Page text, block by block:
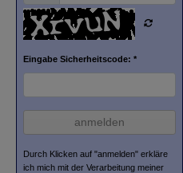
Eingabe Sicherheitscode: *
anmelden
Durch Klicken auf "anmelden" erkläre
ich mich mit der Verarbeitung meiner